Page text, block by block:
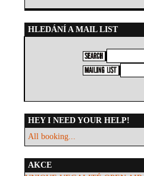
HLEDÁNÍ A MAIL LIST
HEY I NEED YOUR HELP!
All booking...
AKCE